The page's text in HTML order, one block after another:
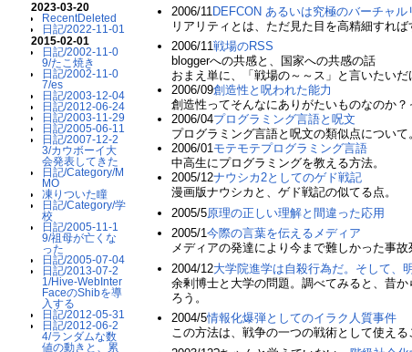
2023-03-20
RecentDeleted
日記/2022-11-01
2015-02-01
日記/2002-11-0
9/たこ焼き
日記/2002-11-0
7/es
日記/2003-12-04
日記/2012-06-24
日記/2003-11-29
日記/2005-06-11
日記/2007-12-2
3/カウボーイ大
会発表してきた
日記/Category/M
MO
凍りついた瞳
日記/Category/学
校
日記/2005-11-1
9/祖母が亡くな
った
日記/2005-07-04
日記/2013-07-2
1/Hive-WebInter
FaceのShibを導
入する
日記/2012-05-31
日記/2012-06-2
4/ランダムな数
値の動きと、累
2006/11 DEFCON あるいは究極のバーチャル
リアリティとは、ただ見た目を高精細すれ
2006/11戦場のRSS
bloggerへの共感と、国家への共感の話
おまえ単に、「戦場の～～ス」と言いたい
2006/09創造性と呪われた能力
創造性ってそんなにありがたいものなのか？
2006/04プログラミング言語と呪文
プログラミング言語と呪文の類似点につい
2006/01モテモテプログラミング言語
中高生にプログラミングを教える方法。
2005/12ナウシカ2としてのゲド戦記
漫画版ナウシカと、ゲド戦記の似てる点。
2005/5原理の正しい理解と間違った応用
2005/1今際の言葉を伝えるメディア
メディアの発達により今まで難しかった事
2004/12大学院進学は自殺行為だ。そして、
余剰博士と大学の問題。調べてみると、昔
ろう。
2004/5情報化爆弾としてのイラク人質事件
この方法は、戦争の一つの戦術として使える